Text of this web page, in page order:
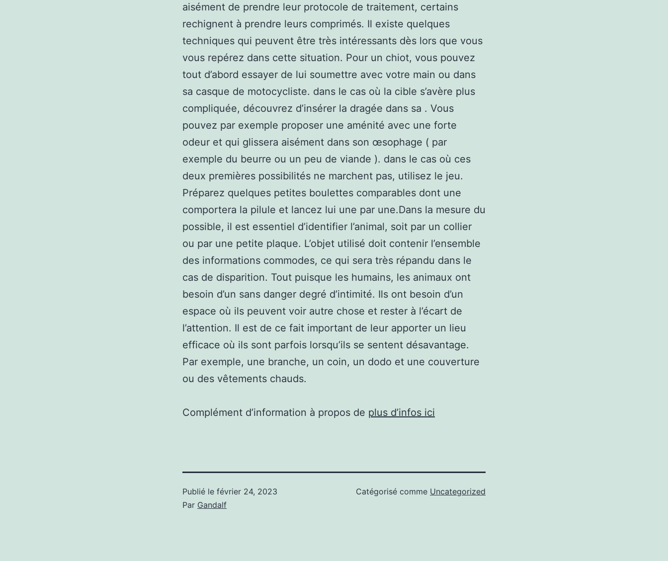
aisément de prendre leur protocole de traitement, certains
rechignent à prendre leurs comprimés. Il existe quelques
techniques qui peuvent être très intéressants dès lors que vous
vous repérez dans cette situation. Pour un chiot, vous pouvez
tout d’abord essayer de lui soumettre avec votre main ou dans
sa casque de motocycliste. dans le cas où la cible s’avère plus
compliquée, découvrez d’insérer la dragée dans sa . Vous
pouvez par exemple proposer une aménité avec une forte
odeur et qui glissera aisément dans son œsophage ( par
exemple du beurre ou un peu de viande ). dans le cas où ces
deux premières possibilités ne marchent pas, utilisez le jeu.
Préparez quelques petites boulettes comparables dont une
comportera la pilule et lancez lui une par une.Dans la mesure du
possible, il est essentiel d’identifier l’animal, soit par un collier
ou par une petite plaque. L’objet utilisé doit contenir l’ensemble
des informations commodes, ce qui sera très répandu dans le
cas de disparition. Tout puisque les humains, les animaux ont
besoin d’un sans danger degré d’intimité. Ils ont besoin d’un
espace où ils peuvent voir autre chose et rester à l’écart de
l’attention. Il est de ce fait important de leur apporter un lieu
efficace où ils sont parfois lorsqu’ils se sentent désavantage.
Par exemple, une branche, un coin, un dodo et une couverture
ou des vêtements chauds.
Complément d’information à propos de plus d’infos ici
Publié le février 24, 2023
Par Gandalf
Catégorisé comme Uncategorized